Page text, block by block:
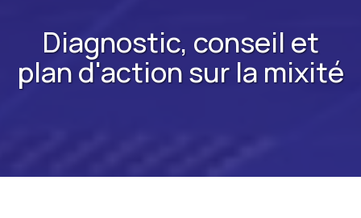
Diagnostic, conseil et
plan d'action sur la mixité